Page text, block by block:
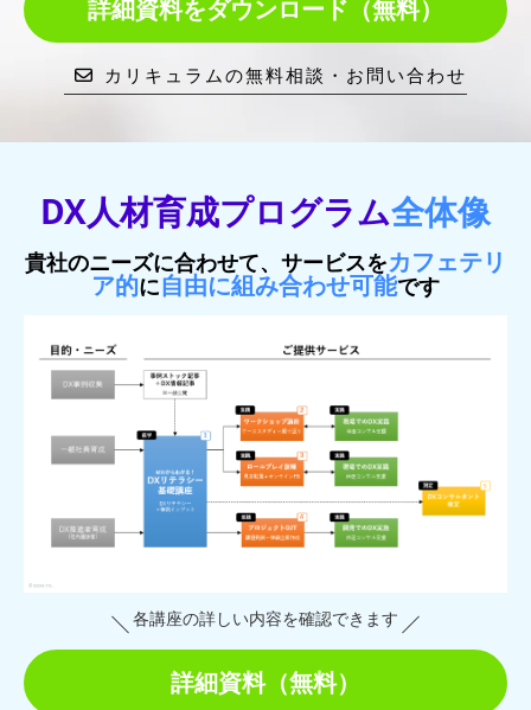
詳細資料をダウンロード（無料）
カリキュラムの無料相談・お問い合わせ
DX人材育成プログラム全体像
貴社のニーズに合わせて、サービスをカフェテリ
ア的に自由に組み合わせ可能です
各講座の詳しい内容を確認できます
詳細資料（無料）